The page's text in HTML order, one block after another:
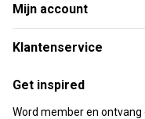
Mijn account
Klantenservice
Get inspired
Word member en